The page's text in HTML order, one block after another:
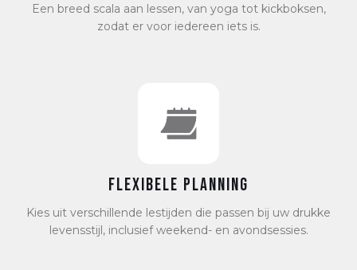
Een breed scala aan lessen, van yoga tot kickboksen,
zodat er voor iedereen iets is.
Flexibele planning
Kies uit verschillende lestijden die passen bij uw drukke
levensstijl, inclusief weekend- en avondsessies.